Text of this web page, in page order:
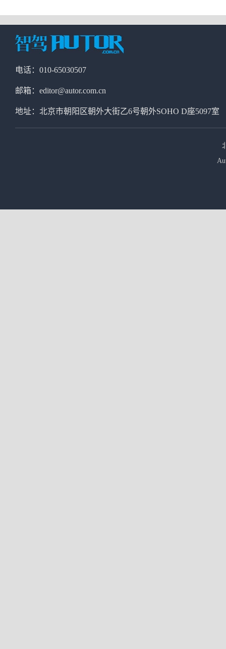
电话：010-65030507
邮箱：editor@autor.com.cn
地址：北京市朝阳区朝外大街乙6号朝外SOHO D座5097室